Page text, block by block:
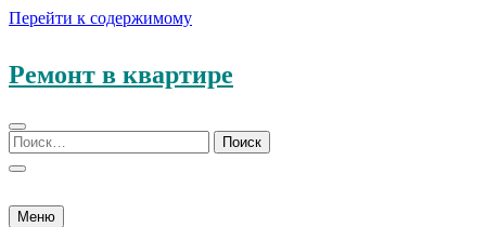
Перейти к содержимому
Ремонт в квартире
Меню